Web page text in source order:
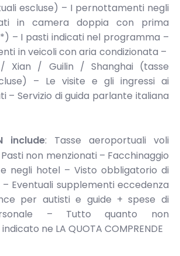
escluse) – I pernottamenti negli
in camera doppia con prima
– I pasti indicati nel programma –
in veicoli con aria condizionata –
Xian / Guilin / Shanghai (tasse
– Le visite e gli ingressi ai
– Servizio di guida parlante italiana
include: Tasse aeroportuali voli
non menzionati – Facchinaggio
negli hotel – Visto obbligatorio di
– Eventuali supplementi eccedenza
per autisti e guide + spese di
– Tutto quanto non
ne LA QUOTA COMPRENDE